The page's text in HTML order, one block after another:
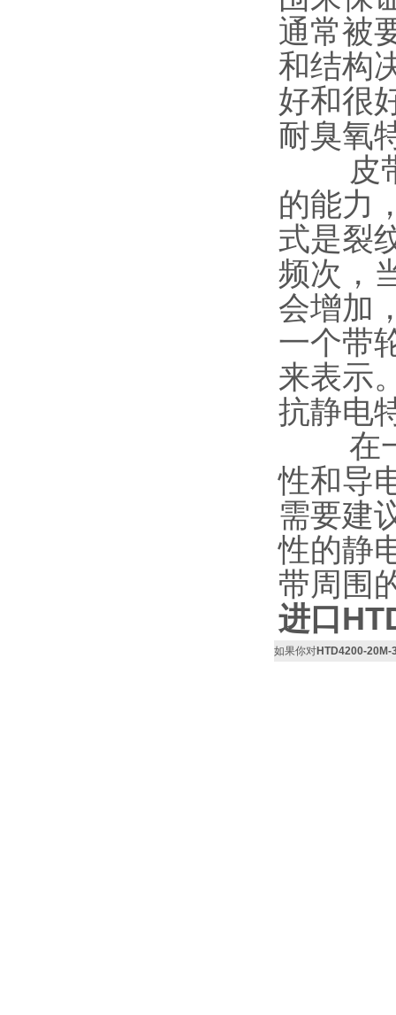
通常被
和结构
好和很
耐臭氧
皮带
的能力
式是裂
频次，
会增加
一个带
来表示
抗静电
在一
性和导
需要建
性的静
带周围
进口
如果你对HTD4200-